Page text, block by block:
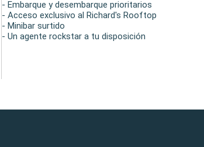
- Embarque y desembarque prioritarios
- Acceso exclusivo al Richard's Rooftop
- Minibar surtido
- Un agente rockstar a tu disposición